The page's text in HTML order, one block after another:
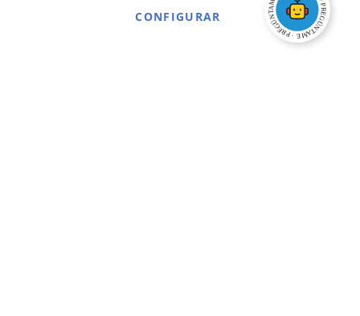
CONFIGURAR